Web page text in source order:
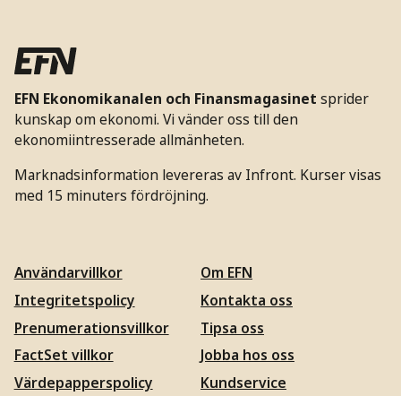
EFN Ekonomikanalen och Finansmagasinet sprider
kunskap om ekonomi. Vi vänder oss till den
ekonomiintresserade allmänheten.
Marknadsinformation levereras av Infront. Kurser visas
med 15 minuters fördröjning.
Användarvillkor
Integritetspolicy
Prenumerationsvillkor
FactSet villkor
Värdepapperspolicy
Om EFN
Kontakta oss
Tipsa oss
Jobba hos oss
Kundservice